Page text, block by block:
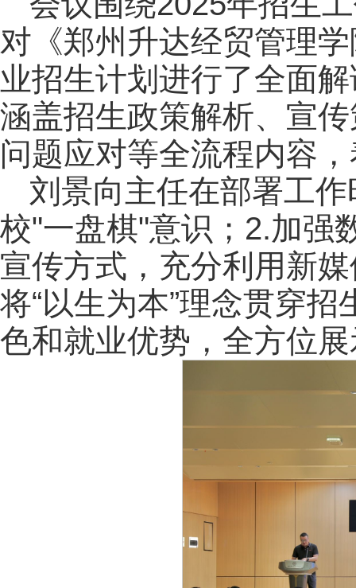
对《郑州升达经贸管理
业招生计划进行了全面
涵盖招生政策解析、宣
问题应对等全流程内容
刘景向主任在部署工
校"一盘棋"意识；2.加强
宣传方式，充分利用新
将“以生为本”理念贯穿
色和就业优势，全方位